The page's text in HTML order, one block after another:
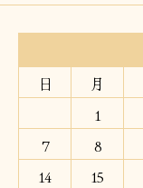
日
月
1
7
8
14
15